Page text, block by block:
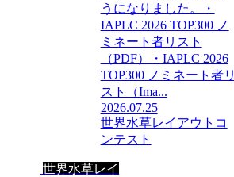
うになりました。・
IAPLC 2026 TOP300 ノ
ミネート者リスト
（PDF）・IAPLC 2026
TOP300 ノミネート者リ
スト（Ima...
2026.07.25
世界水草レイアウトコ
ンテスト
世界水草レイ